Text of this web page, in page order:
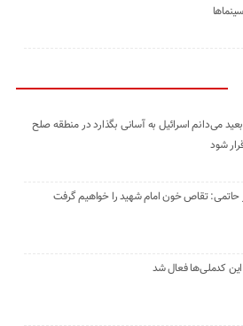
می‌دانم اسرائیل به آسانی بگذارد در منطقه صلح
شود
تقاص خون امام شهید را خواهیم گرفت
این کدملی‌ها فعال شد